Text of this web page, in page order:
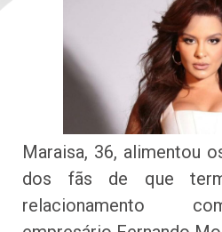
Maraisa, 36, alimentou
dos fãs de que
relacionamento